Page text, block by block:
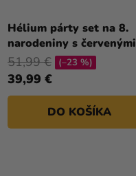
Hélium párty set na 8.
narodeniny s červenými
balónmi
39,99 €
51,99 € (–23 %)
DO KOŠÍKA